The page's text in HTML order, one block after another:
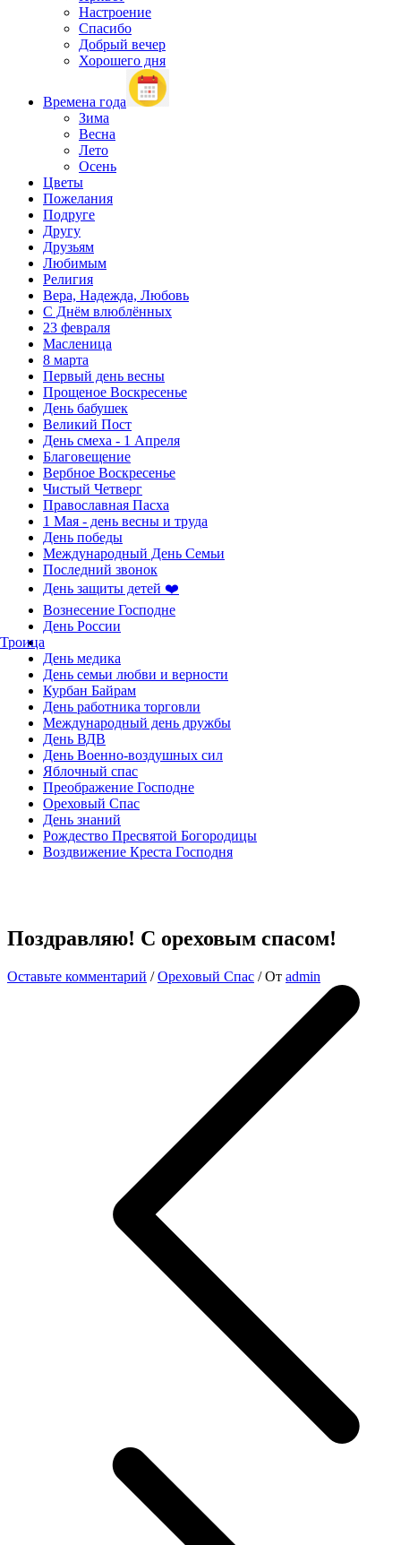
Настроение
Спасибо
Добрый вечер
Хорошего дня
Времена года
Зима
Весна
Лето
Осень
Цветы
Пожелания
Подруге
Другу
Друзьям
Любимым
Религия
Вера, Надежда, Любовь
С Днём влюблённых
23 февраля
Масленица
8 марта
Первый день весны
Прощеное Воскресенье
День бабушек
Великий Пост
День смеха - 1 Апреля
Благовещение
Вербное Воскресенье
Чистый Четверг
Православная Пасха
1 Мая - день весны и труда
День победы
Международный День Семьи
Последний звонок
День защиты детей ❤️
Вознесение Господне
День России
Троица
День медика
День семьи любви и верности
Курбан Байрам
День работника торговли
Международный день дружбы
День ВДВ
День Военно-воздушных сил
Яблочный спас
Преображение Господне
Ореховый Спас
День знаний
Рождество Пресвятой Богородицы
Воздвижение Креста Господня
Поздравляю! С ореховым спасом!
Оставьте комментарий /Ореховый Спас / От admin